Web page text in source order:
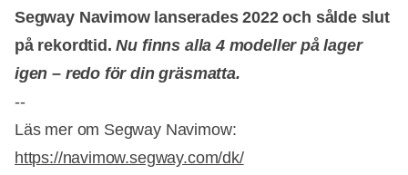
Segway Navimow lanserades 2022 och sålde slut
på rekordtid.Nu finns alla 4 modeller på lager
igen – redo för din gräsmatta.
--
Läs mer om Segway Navimow:
https://navimow.segway.com/dk/